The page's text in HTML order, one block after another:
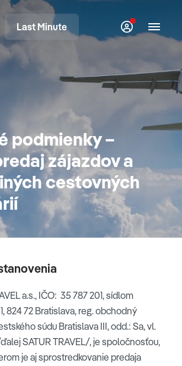
Last Minute
podmienky –
zájazdov a
cestovných
a.s., IČO: 35 787 201, sídlom
824 72 Bratislava, reg. obchodný
súdu Bratislava III, odd.: Sa, vl.
SATUR TRAVEL/, je spoločnosťou,
je aj sprostredkovanie predaja